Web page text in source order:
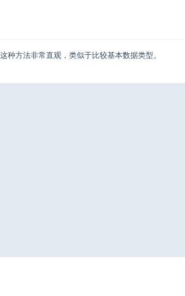
方法非常直观，类似于比较基本数据类型。